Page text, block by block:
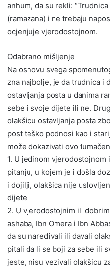
anhum, da su rekli:
(ramazana) i ne trebaju
ocjenjuje vjerodostojnom.
Odabrano mišljenje
Na osnovu svega
zna najbolje, je da trudnica i
ostavljanja posta u danima
sebe i svoje dijete ili ne.
olakšicu ostavljanja posta
post teško podnosi kao i
može dokazivati ovo
1. U jedinom
pitanju, u kojem je i došla
i dojilji, olakšica nije
dijete.
2. U vjerodostojnim ili
ashaba, Ibn Omera i Ibn
da su naređivali ili davali
pitali da li se boji za sebe ili
jeste, nisu vezivali olakšicu